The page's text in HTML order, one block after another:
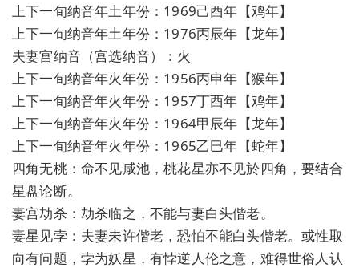
上下一旬纳音年土年份：1969己酉年【鸡年】
上下一旬纳音年土年份：1976丙辰年【龙年】
夫妻宫纳音（宫选纳音）：火
上下一旬纳音年火年份：1956丙申年【猴年】
上下一旬纳音年火年份：1957丁酉年【鸡年】
上下一旬纳音年火年份：1964甲辰年【龙年】
上下一旬纳音年火年份：1965乙巳年【蛇年】
四角无桃：命不见咸池，桃花星亦不见於四角，要结合
星盘论断。
妻宫劫杀：劫杀临之，不能与妻白头偕老。
妻星见孛：夫妻未许偕老，恐怕不能白头偕老。或性取
向有问题，孛为妖星，有悖逆人伦之意，难得世俗人认